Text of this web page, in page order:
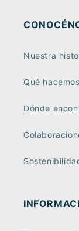
Nuestra
Qué hacemos
Dónde